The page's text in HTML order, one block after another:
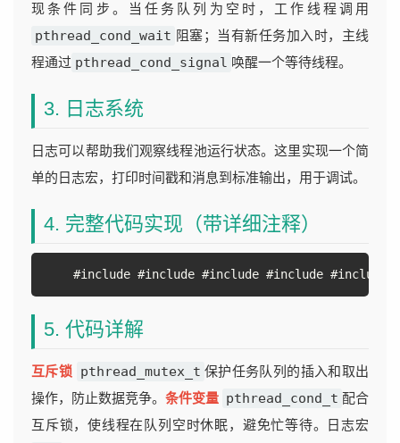
现条件同步。当任务队列为空时，工作线程调用
pthread_cond_wait 阻塞；当有新任务加入时，主线
程通过 pthread_cond_signal 唤醒一个等待线程。
3. 日志系统
日志可以帮助我们观察线程池运行状态。这里实现一个简
单的日志宏，打印时间戳和消息到标准输出，用于调试。
4. 完整代码实现（带详细注释）
#include #include #include #include #include
5. 代码详解
互斥锁 pthread_mutex_t 保护任务队列的插入和取出
操作，防止数据竞争。 条件变量 pthread_cond_t 配合
互斥锁，使线程在队列空时休眠，避免忙等待。日志宏